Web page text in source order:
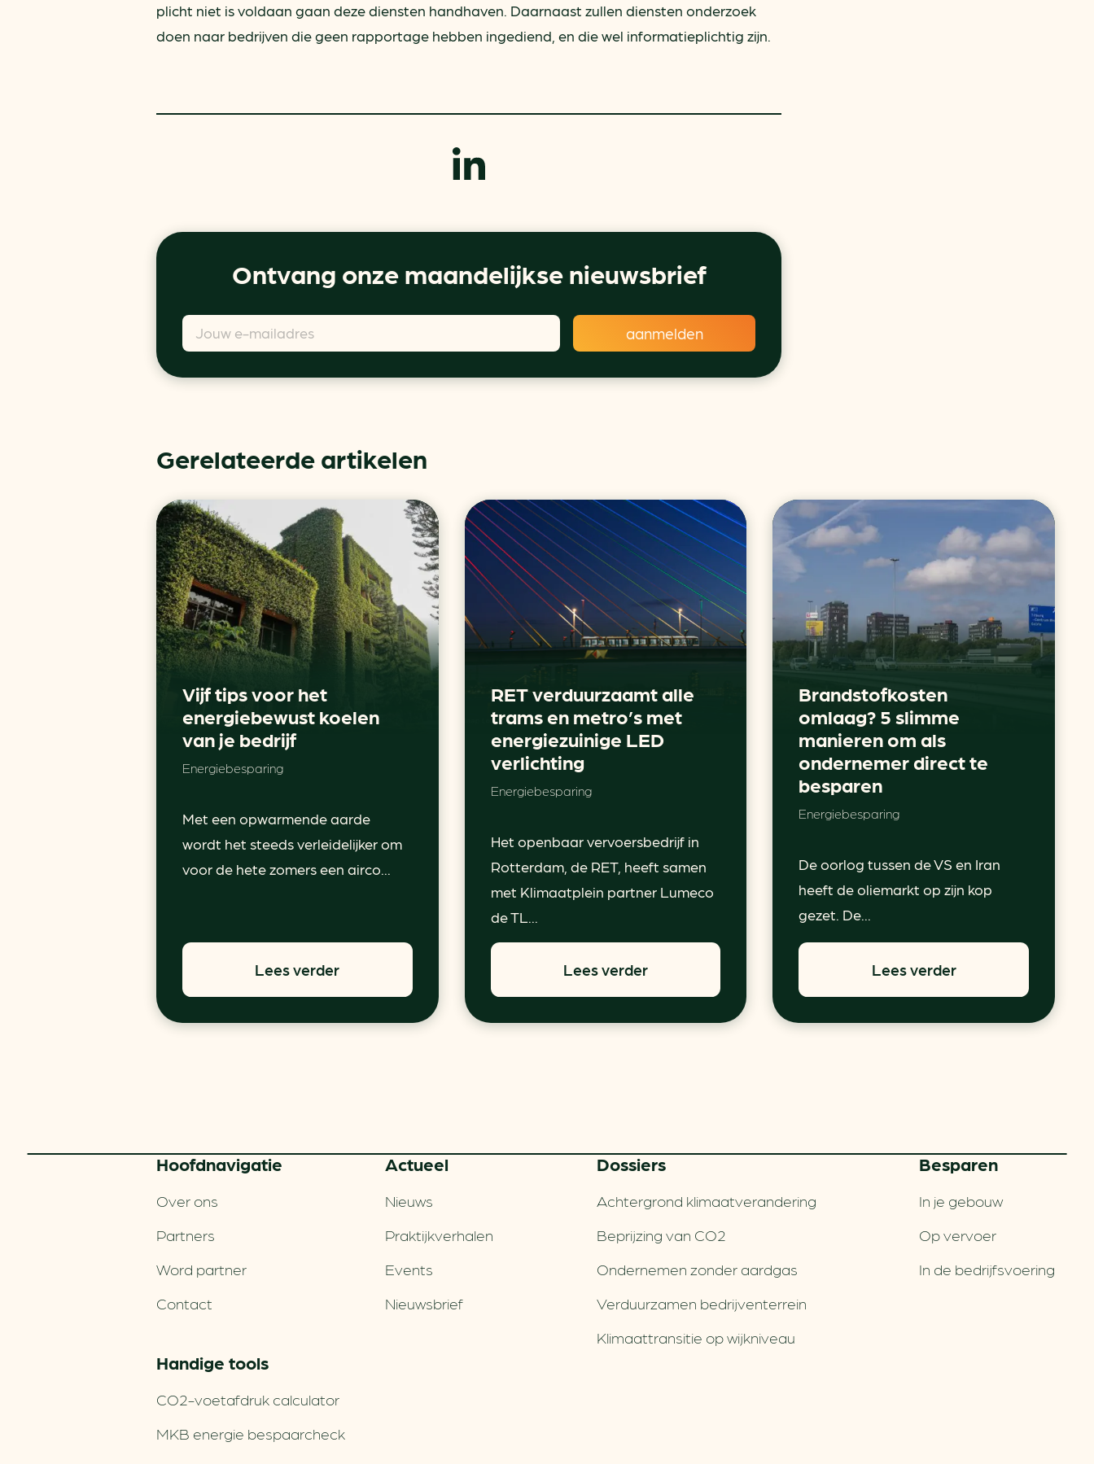
plicht niet is voldaan gaan deze diensten handhaven. Daarnaast zullen diensten onderzoek
doen naar bedrijven die geen rapportage hebben ingediend, en die wel informatieplichtig zijn.
Ontvang onze maandelijkse nieuwsbrief
Gerelateerde artikelen
Vijf tips voor het
energiebewust koelen
van je bedrijf
Energiebesparing
Met een opwarmende aarde
wordt het steeds verleidelijker om
voor de hete zomers een airco...
Lees verder
RET verduurzaamt alle
trams en metro’s met
energiezuinige LED
verlichting
Energiebesparing
Het openbaar vervoersbedrijf in
Rotterdam, de RET, heeft samen
met Klimaatplein partner Lumeco
de TL...
Lees verder
Brandstofkosten
omlaag? 5 slimme
manieren om als
ondernemer direct te
besparen
Energiebesparing
De oorlog tussen de VS en Iran
heeft de oliemarkt op zijn kop
gezet. De...
Lees verder
Hoofd­navigatie
Over ons
Partners
Word partner
Contact
Actueel
Nieuws
Praktijkverhalen
Events
Nieuwsbrief
Dossiers
Achtergrond klimaatverandering
Beprijzing van CO2
Ondernemen zonder aardgas
Verduurzamen bedrijventerrein
Klimaattransitie op wijkniveau
Besparen
In je gebouw
Op vervoer
In de bedrijfsvoering
Handige tools
CO2-voetafdruk calculator
MKB energie bespaarcheck